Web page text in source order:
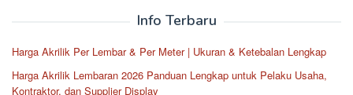
Info Terbaru
Harga Akrilik Per Lembar & Per Meter | Ukuran & Ketebalan Lengkap
Harga Akrilik Lembaran 2026 Panduan Lengkap untuk Pelaku Usaha,
Kontraktor, dan Supplier Display